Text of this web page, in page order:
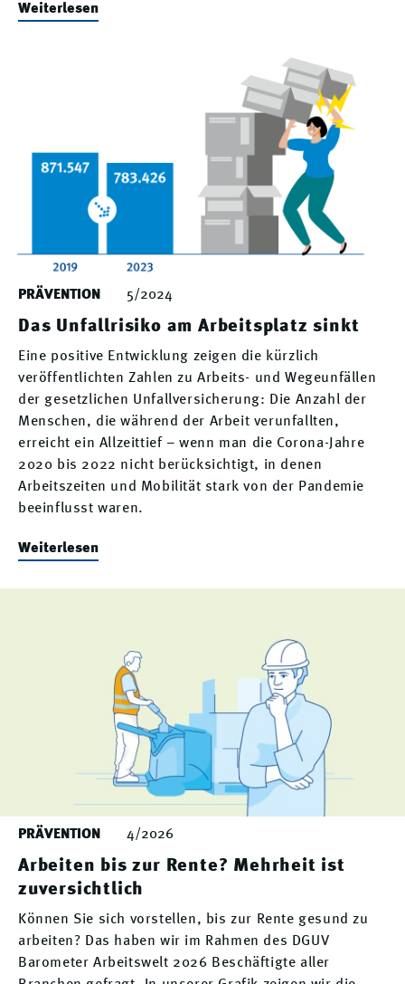
Weiterlesen
PRÄVENTION 5/2024
Das Unfallrisiko am Arbeitsplatz sinkt
Eine positive Entwicklung zeigen die kürzlich
veröffentlichten Zahlen zu Arbeits- und Wegeunfällen
der gesetzlichen Unfallversicherung: Die Anzahl der
Menschen, die während der Arbeit verunfallten,
erreicht ein Allzeittief – wenn man die Corona-Jahre
2020 bis 2022 nicht berücksichtigt, in denen
Arbeitszeiten und Mobilität stark von der Pandemie
beeinflusst waren.
Weiterlesen
PRÄVENTION 4/2026
Arbeiten bis zur Rente? Mehrheit ist
zuversichtlich
Können Sie sich vorstellen, bis zur Rente gesund zu
arbeiten? Das haben wir im Rahmen des DGUV
Barometer Arbeitswelt 2026 Beschäftigte aller